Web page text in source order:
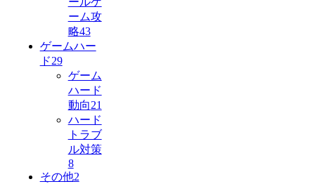
ーム攻
略43
ゲームハー
ド29
ゲーム
ハード
動向21
ハード
トラブ
ル対策
8
その他2